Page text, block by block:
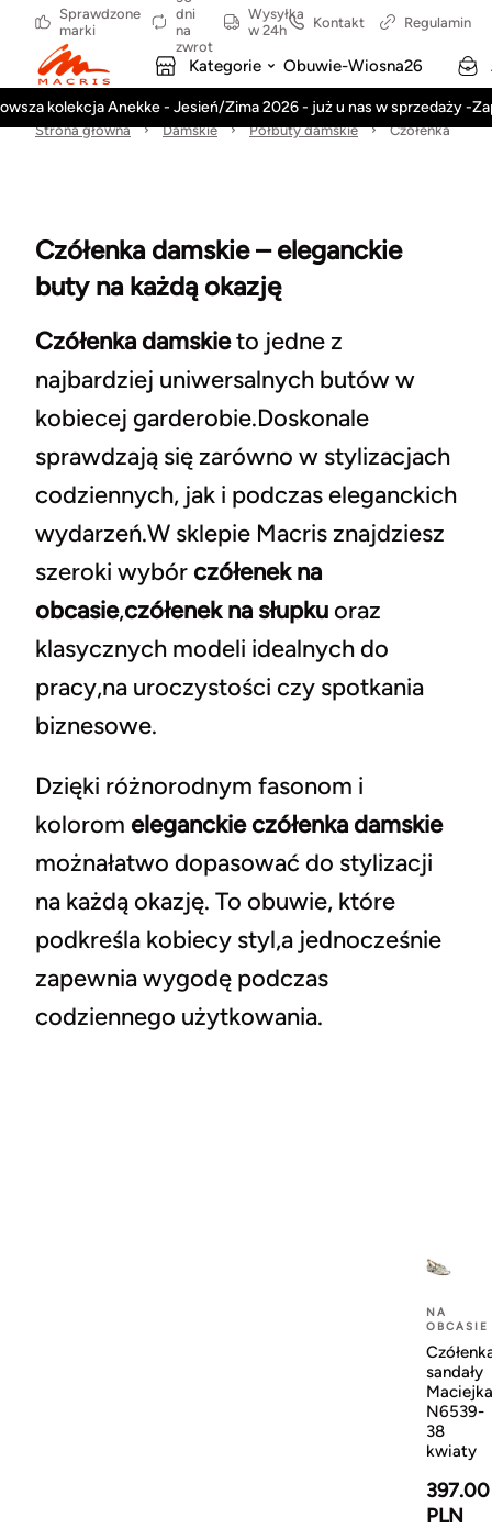
Sprawdzone
marki
dni
na
zwrot
Wysyłka
w 24h
Kontakt Regulamin
Kategorie Obuwie-Wiosna26
kolekcja Anekke - Jesień/Zima 2026 - już u nas w sprzedaży -
Strona główna Damskie Półbuty damskie Czółenka
Czółenka damskie – eleganckie
buty na każdą okazję
Czółenka damskieto jedne z
najbardziej uniwersalnych butów w
kobiecej garderobie.Doskonale
sprawdzają się zarówno w stylizacjach
codziennych, jak i podczas eleganckich
wydarzeń.W sklepie Macris znajdziesz
szeroki wybórczółenek na
obcasie,czółenek na słupkuoraz
klasycznych modeli idealnych do
pracy,na uroczystości czy spotkania
biznesowe.
Dzięki różnorodnym fasonom i
kolorom eleganckie czółenka damskie
możnałatwo dopasować do stylizacji
na każdą okazję. To obuwie, które
podkreśla kobiecy styl,a jednocześnie
zapewnia wygodę podczas
codziennego użytkowania.
NA
OBCASIE
sandały
Maciejka
N6539-
38
kwiaty
397.00
PLN